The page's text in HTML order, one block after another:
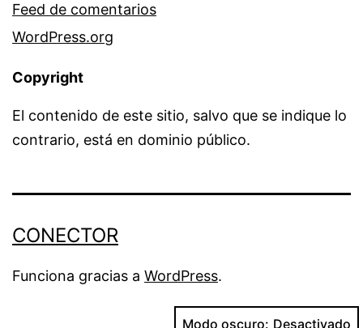
Feed de comentarios
WordPress.org
Copyright
El contenido de este sitio, salvo que se indique lo
contrario, está en dominio público.
CONECTOR
Funciona gracias a WordPress.
Modo oscuro: